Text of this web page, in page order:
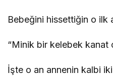
Bebeğini hissettiğin o ilk
“Minik bir kelebek kanat
İşte o an annenin kalbi